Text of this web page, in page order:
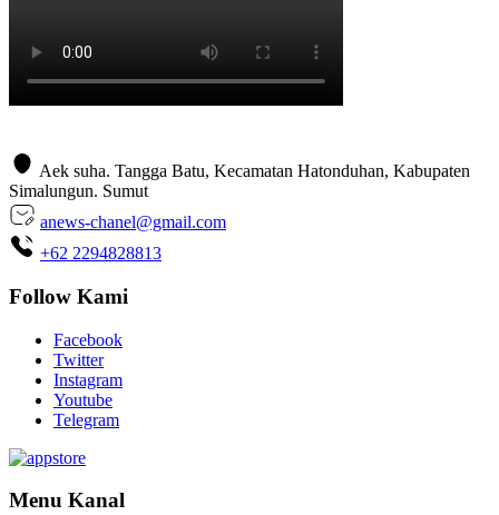
Aek suha. Tangga Batu, Kecamatan Hatonduhan, Kabupaten
Simalungun. Sumut
anews-chanel@gmail.com
+62 2294828813
Follow Kami
Facebook
Twitter
Instagram
Youtube
Telegram
Menu Kanal